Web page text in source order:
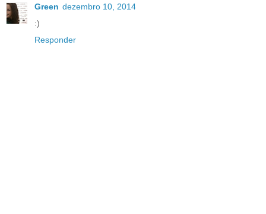
Green dezembro 10, 2014
:)
Responder